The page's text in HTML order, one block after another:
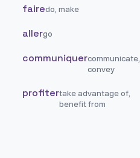
fairedo, make
allergo
communiquercommunicate,
convey
profitertake advantage of,
benefit from